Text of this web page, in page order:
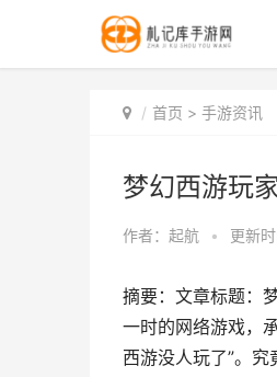
首页 > 手游资讯
梦幻西游玩
作者： 起航 • 更新
摘要：文章标题：
一时的网络游戏，
西游没人玩了”。